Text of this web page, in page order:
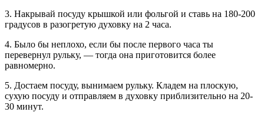
3. Накрывай посуду крышкой или фольгой и ставь на 180-200
градусов в разогретую духовку на 2 часа.
4. Было бы неплохо, если бы после первого часа ты
перевернул рульку, — тогда она приготовится более
равномерно.
5. Достаем посуду, вынимаем рульку. Кладем на плоскую,
сухую посуду и отправляем в духовку приблизительно на 20-
30 минут.